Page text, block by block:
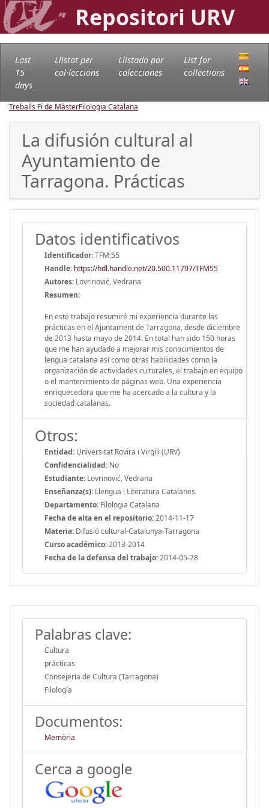
Repositori URV
Last
15
days
Llistat per
col·leccions
Llistado por
colecciones
List for
collections
Treballs Fi de MàsterFilologia Catalana
La difusión cultural al
Ayuntamiento de
Tarragona. Prácticas
Datos identificativos
Identificador:TFM:55
Handle: https://hdl.handle.net/20.500.11797/TFM55
Autores: Lovrinović, Vedrana
Resumen:
En este trabajo resumiré mi experiencia durante las
prácticas en el Ajuntament de Tarragona, desde diciembre
de 2013 hasta mayo de 2014. En total han sido 150 horas
que me han ayudado a mejorar mis conocimientos de
lengua catalana así como otras habilidades como la
organización de actividades culturales, el trabajo en equipo
o el mantenimiento de páginas web. Una experiencia
enriquecedora que me ha acercado a la cultura y la
sociedad catalanas.
Otros:
Entidad: Universitat Rovira i Virgili (URV)
Confidencialidad: No
Estudiante: Lovrinović, Vedrana
Enseñanza(s): Llengua i Literatura Catalanes
Departamento: Filologia Catalana
Fecha de alta en el repositorio:2014-11-17
Materia: Difusió cultural-Catalunya-Tarragona
Curso académico:2013-2014
Fecha de la defensa del trabajo:2014-05-28
Palabras clave:
Cultura
prácticas
Consejeria de Cultura (Tarragona)
Filología
Documentos:
Memòria
Cerca a google